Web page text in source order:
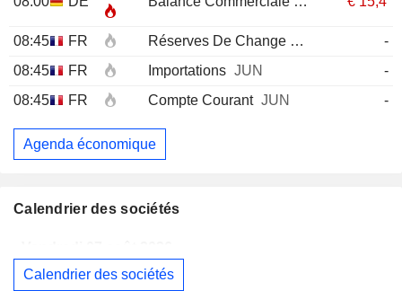
08:45 FR Réserves De ChangeJUL
-
08:45
FR Importations JUN
-
08:45
FR Compte Courant JUN -
Agenda économique
Calendrier des sociétés
EUTELSAT COMMUNICATIONS
Calendrier des sociétés